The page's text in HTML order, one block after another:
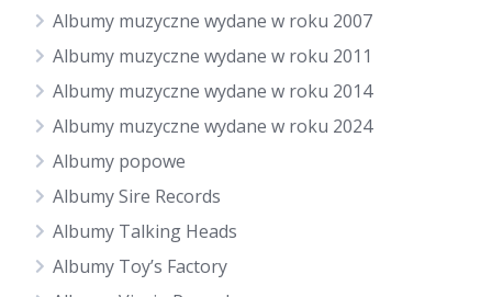
Albumy muzyczne wydane w roku 2007
Albumy muzyczne wydane w roku 2011
Albumy muzyczne wydane w roku 2014
Albumy muzyczne wydane w roku 2024
Albumy popowe
Albumy Sire Records
Albumy Talking Heads
Albumy Toy’s Factory